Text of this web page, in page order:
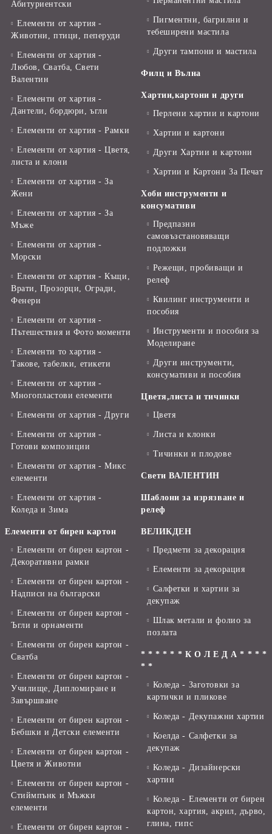
Абитуриентски
Елементи от хартия -
Животни, птици, пеперуди
Елементи от хартия -
Любов, Сватба, Свети
Валентин
Елементи от хартия -
Дантели, бордюри, ъгли
Елементи от хартия - Рамки
Елементи от хартия - Цветя,
листа и клони
Елементи от хартия - За
Жени
Елементи от хартия - За
Мъже
Елементи от хартия -
Морски
Елементи от хартия - Къщи,
Врати, Прозорци, Огради,
Фенери
Елементи от хартия -
Пътешествия и Фото моменти
Елементи то хартия -
Такове, табелки, етикети
Елементи от хартия -
Многопластови елементи
Елементи от хартия - Други
Елементи от хартия -
Готови композиции
Елементи от хартия - Микс
елементи
Елементи от хартия -
Коледа и Зима
Елементи от бирен картон
Елементи от бирен картон -
Декоративни рамки
Елементи от бирен картон -
Надписи на български
Елементи от бирен картон -
Ъгли и орнаменти
Елементи от бирен картон -
Сватба
Елементи от бирен картон -
Училище, Дипломиране и
Завършване
Елементи от бирен картон -
Бебшки и Детски елементи
Елементи от бирен картон -
Цветя и Животни
Елементи от бирен картон -
Стиймпънк и Мъжки
елементи
Елементи от бирен картон -
Пигментни, багрилни и
тебеширени мастила
Други тампони и мастила
Филц и Вълна
Хартии,картони и други
Перлени хартии и картони
Хартии и картони
Други Хартии и картони
Хартии и Картони За Печат
Хоби инструменти и
консумативи
Предпазни
самовъзстановяващи
подложки
Режещи, пробиващи и
релеф
Квилинг инструменти и
пособия
Инструменти и пособия за
Моделиране
Други инструменти,
консумативи и пособия
Цветя,листа и тичинки
Цветя
Листа и клонки
Тичинки и плодове
Свети ВАЛЕНТИН
Шаблони за изрязване и
релеф
ВЕЛИКДЕН
Предмети за декорация
Елементи за декорация
Салфетки и хартии за
декупаж
Шлак метали и фолио за
позлата
* * * * * * К О Л Е Д А * * * *
* *
Коледа - Заготовки за
картички и пликове
Коледа - Декупажни хартии
Коелда - Салфетки за
декупаж
Коледа - Дизайнерски
хартии
Коледа - Eлементи от бирен
картон, хартия, акрил, дърво,
глина, гипс